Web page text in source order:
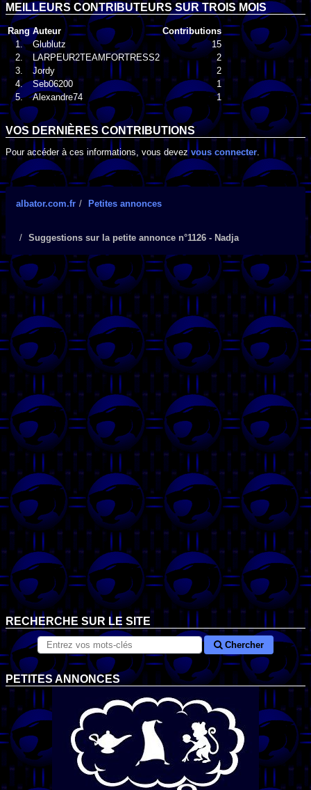
MEILLEURS CONTRIBUTEURS SUR TROIS MOIS
Rang Auteur
Contributions
1.
Glublutz
15
2.
LARPEUR2TEAMFORTRESS2
2
3.
Jordy
2
4.
Seb06200
1
5.
Alexandre74 1
VOS DERNIÈRES CONTRIBUTIONS
Pour accéder à ces informations, vous devezvous connecter
albator.com.fr Petites annonces
Suggestions sur la petite annonce n°1126 - Nadja
RECHERCHE SUR LE SITE
Chercher
PETITES ANNONCES